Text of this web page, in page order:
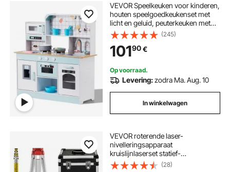
VEVOR Speelkeuken voor kinderen,
houten speelgoedkeukenset met
licht en geluid, peuterkeuken met
ijsmachine, oven, gootsteen,
magnetron, koelkast en
keukengerei en fruitaccessoires
voor peuters van 3 tot 8 jaar, wit
(245)
10190€
Op voorraad.
Levering:zodra Ma. Aug. 10
In winkelwagen
VEVOR roterende laser-
nivelleringsapparaat
kruislijnlaserset statief-
nivelleringsstaf
(28)